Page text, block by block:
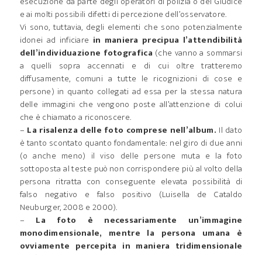
e ai molti possibili difetti di percezione dell’osservatore.
Vi sono, tuttavia, degli elementi che sono potenzialmente
idonei ad inficiare in maniera precipua l’attendibilità
dell’individuazione fotografica (che vanno a sommarsi
a quelli sopra accennati e di cui oltre tratteremo
diffusamente, comuni a tutte le ricognizioni di cose e
persone) in quanto collegati ad essa per la stessa natura
delle immagini che vengono poste all’attenzione di colui
che è chiamato a riconoscere.
– La risalenza delle foto comprese nell’album. Il dato
è tanto scontato quanto fondamentale: nel giro di due anni
(o anche meno) il viso delle persone muta e la foto
sottoposta al teste può non corrispondere più al volto della
persona ritratta con conseguente elevata possibilità di
falso negativo e falso positivo (Luisella de Cataldo
Neuburger, 2008 e 2000).
– La foto è necessariamente un’immagine
monodimensionale, mentre la persona umana è
ovviamente percepita in maniera tridimensionale